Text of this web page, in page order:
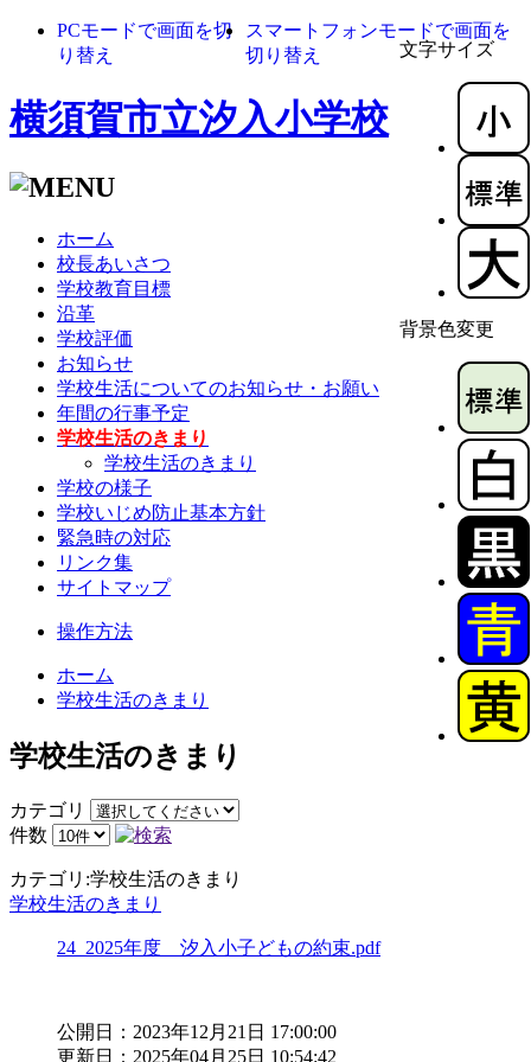
文字サイズ
背景色変更
PCモードで画面を切
り替え
スマートフォンモードで画面を
切り替え
横須賀市立汐入小学校
ホーム
校長あいさつ
学校教育目標
沿革
学校評価
お知らせ
学校生活についてのお知らせ・お願い
年間の行事予定
学校生活のきまり
学校生活のきまり
学校の様子
学校いじめ防止基本方針
緊急時の対応
リンク集
サイトマップ
操作方法
ホーム
学校生活のきまり
学校生活のきまり
カテゴリ
件数
カテゴリ:学校生活のきまり
学校生活のきまり
24_2025年度 汐入小子どもの約束.pdf
公開日：2023年12月21日 17:00:00
更新日：2025年04月25日 10:54:42